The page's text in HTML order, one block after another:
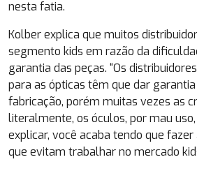
nesta fatia.
Kolber explica que muitos
segmento kids em razão da
garantia das peças. “Os
para as ópticas têm que dar
fabricação, porém muitas vezes as
literalmente, os óculos, por mau
explicar, você acaba tendo que fazer
que evitam trabalhar no mercado